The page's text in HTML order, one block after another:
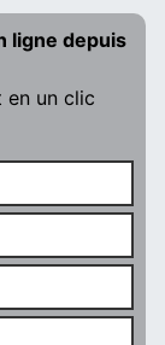
ligne depuis
en un clic